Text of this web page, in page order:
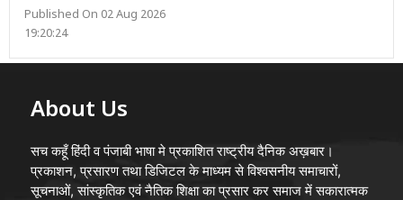
Published On 02 Aug 2026
19:20:24
About Us
सच कहूँ हिंदी व पंजाबी भाषा मे प्रकाशित राष्ट्रीय दैनिक अख़बार।
प्रकाशन, प्रसारण तथा डिजिटल के माध्यम से विश्वसनीय समाचारों,
सूचनाओं, सांस्कृतिक एवं नैतिक शिक्षा का प्रसार कर समाज में सकारात्मक